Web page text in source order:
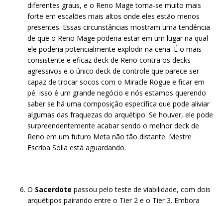
diferentes graus, e o Reno Mage torna-se muito mais
forte em escalões mais altos onde eles estão menos
presentes. Essas circunstâncias mostram uma tendência
de que o Reno Mage poderia estar em um lugar na qual
ele poderia potencialmente explodir na cena. É o mais
consistente e eficaz deck de Reno contra os decks
agressivos e o único deck de controle que parece ser
capaz de trocar socos com o Miracle Rogue e ficar em
pé. Isso é um grande negócio e nós estamos querendo
saber se há uma composição específica que pode aliviar
algumas das fraquezas do arquétipo. Se houver, ele pode
surpreendentemente acabar sendo o melhor deck de
Reno em um futuro Meta não tão distante. Mestre
Escriba Solia está aguardando.
O Sacerdote passou pelo teste de viabilidade, com dois
arquétipos pairando entre o Tier 2 e o Tier 3. Embora